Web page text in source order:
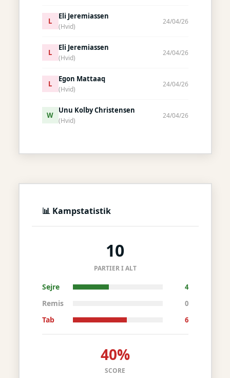
L
Eli Jeremiassen
(Hvid)
24/04/26
L
Eli Jeremiassen
(Hvid)
24/04/26
L
Egon Mattaaq
(Hvid)
24/04/26
W
Unu Kolby Christensen
(Hvid)
24/04/26
📊 Kampstatistik
10
PARTIER I ALT
Sejre 4
Remis 0
Tab 6
40%
SCORE